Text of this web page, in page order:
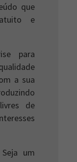
que
e
para
a sua
de
um